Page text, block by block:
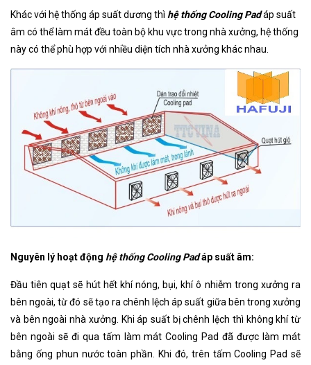
Khác với hệ thống áp suất dương thì hệ thống Cooling Padáp suất
âm có thể làm mát đều toàn bộ khu vực trong nhà xưởng, hệ thống
này có thể phù hợp với nhiều diện tích nhà xưởng khác nhau.
Nguyên lý hoạt động hệ thống Cooling Padáp suất âm:
Đầu tiên quạt sẽ hút hết khí nóng, bụi, khí ô nhiễm trong xưởng ra
bên ngoài, từ đó sẽ tạo ra chênh lệch áp suất giữa bên trong xưởng
và bên ngoài nhà xưởng. Khi áp suất bị chênh lệch thì không khí từ
bên ngoài sẽ đi qua tấm làm mát Cooling Pad đã được làm mát
bằng ống phun nước toàn phần. Khi đó, trên tấm Cooling Pad sẽ